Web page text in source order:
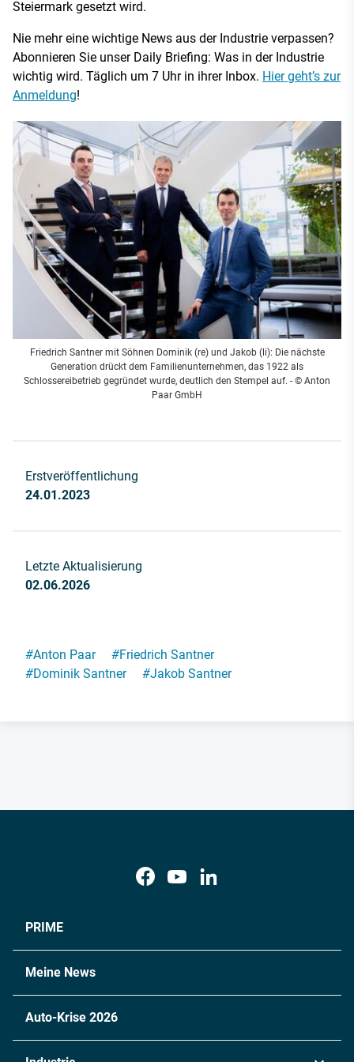
Steiermark gesetzt wird.
Nie mehr eine wichtige News aus der Industrie verpassen?
Abonnieren Sie unser Daily Briefing: Was in der Industrie
wichtig wird. Täglich um 7 Uhr in ihrer Inbox. Hier geht’s zur
Anmeldung!
Friedrich Santner mit Söhnen Dominik (re) und Jakob (li): Die nächste
Generation drückt dem Familienunternehmen, das 1922 als
Schlossereibetrieb gegründet wurde, deutlich den Stempel auf. - © Anton
Paar GmbH
Erstveröffentlichung
24.01.2023
Letzte Aktualisierung
02.06.2026
#Anton Paar #Friedrich Santner
#Dominik Santner #Jakob Santner
PRIME
Meine News
Auto-Krise 2026